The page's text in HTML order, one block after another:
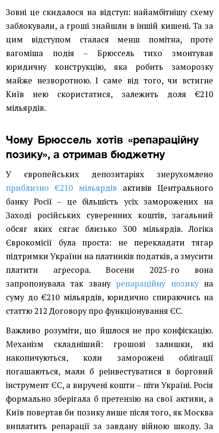
Зовні це скидалося на відступ: найамбітнішу схему
заблокували, а гроші знайшли в іншій кишені. Та за
цим відступом сталася менш помітна, проте
вагоміша подія – Брюссель тихо змонтував
юридичну конструкцію, яка робить заморозку
майже незворотною. І саме від того, чи встигне
Київ нею скористатися, залежить доля €210
мільярдів.
Чому Брюссель хотів «репараційну
позику», а отримав бюджетну
У європейських депозитаріях знерухомлено
приблизно €210 мільярдів активів Центрального
банку Росії – це більшість усіх заморожених на
Заході російських суверенних коштів, загальний
обсяг яких сягає близько 300 мільярдів. Логіка
Єврокомісії була проста: не перекладати тягар
підтримки України на платників податків, а змусити
платити агресора. Восени 2025-го вона
запропонувала так звану репараційну позикуна
суму до €210 мільярдів, юридично спираючись на
статтю 212 Договору про функціонування ЄС.
Важливо розуміти, що йшлося не про конфіскацію.
Механізм складніший: грошові залишки, які
накопичуються, коли заморожені облігації
погашаються, мали б реінвестуватися в борговий
інструмент ЄС, а виручені кошти – піти Україні. Росія
формально зберігала б претензію на свої активи, а
Київ повертав би позику лише після того, як Москва
виплатить репарації за завдану війною шкоду. За